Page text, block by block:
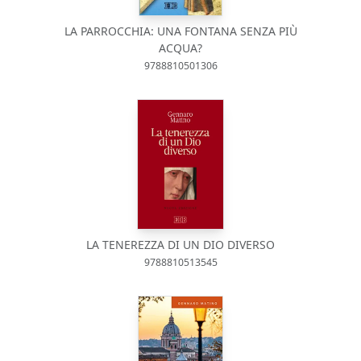
LA PARROCCHIA: UNA FONTANA SENZA PIÙ
ACQUA?
9788810501306
LA TENEREZZA DI UN DIO DIVERSO
9788810513545